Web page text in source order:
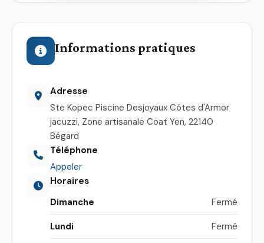
Informations pratiques
Adresse
Ste Kopec Piscine Desjoyaux Côtes d'Armor
jacuzzi, Zone artisanale Coat Yen, 22140
Bégard
Téléphone
Appeler
Horaires
Dimanche
Fermé
Lundi Fermé